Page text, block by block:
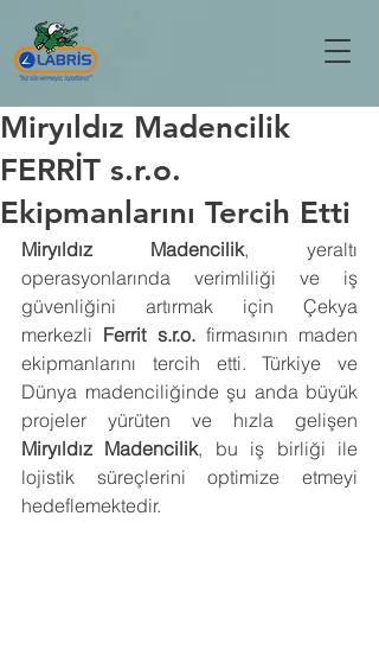
Miryıldız Madencilik
FERRİT s.r.o.
Ekipmanlarını Tercih Etti
Miryıldız Madencilik, yeraltı
operasyonlarında verimliliği ve iş
güvenliğini artırmak için Çekya
merkezli Ferrit s.r.o. firmasının maden
ekipmanlarını tercih etti. Türkiye ve
Dünya madenciliğinde şu anda büyük
Miryıldız Madencilik, bu iş birliği ile
lojistik süreçlerini optimize etmeyi
hedeflemektedir.